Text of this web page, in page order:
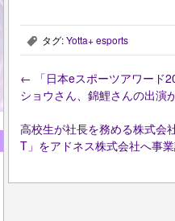
, タグ:Yotta+ esports
← 「日本eスポーツアワード
ショウさん、錦鯉さんの出演
高校生が社長を務める株式会
T」をアドネス株式会社へ事